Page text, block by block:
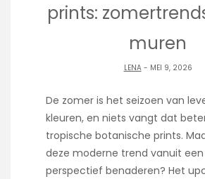
prints:
muren
LENA- MEI 9, 2026
De zomer is het seizoen van
kleuren, en niets vangt dat
tropische botanische prints.
deze moderne trend vanuit
perspectief benaderen? Het